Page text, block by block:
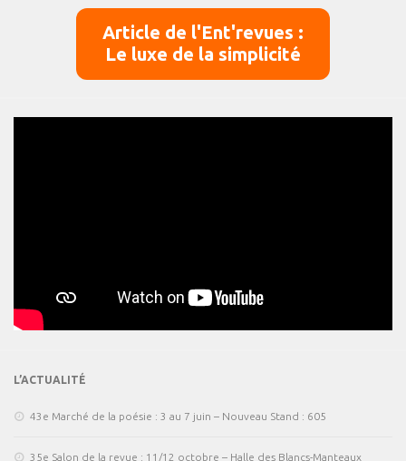
Article de l'Ent'revues :
Le luxe de la simplicité
L’ACTUALITÉ
43e Marché de la poésie : 3 au 7 juin – Nouveau Stand : 605
35e Salon de la revue : 11/12 octobre – Halle des Blancs-Manteaux